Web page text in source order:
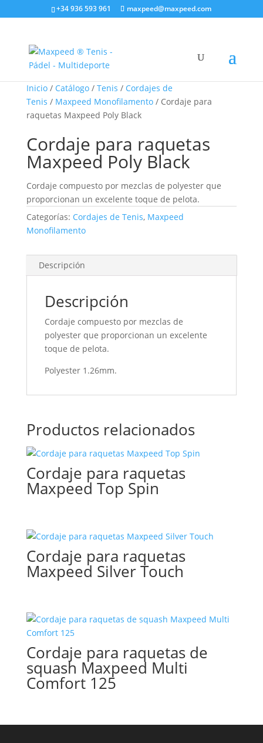
+34 936 593 961 maxpeed@maxpeed.com
Inicio/ Catálogo/ Tenis / Cordajes de
Tenis / Maxpeed Monofilamento/ Cordaje para
raquetas Maxpeed Poly Black
Cordaje para raquetas
Maxpeed Poly Black
Cordaje compuesto por mezclas de polyester que
proporcionan un excelente toque de pelota.
Categorías: Cordajes de Tenis, Maxpeed
Monofilamento
Descripción
Descripción
Cordaje compuesto por mezclas de
polyester que proporcionan un excelente
toque de pelota.
Polyester 1.26mm.
Productos relacionados
Cordaje para raquetas
Maxpeed Top Spin
Cordaje para raquetas
Maxpeed Silver Touch
Cordaje para raquetas de
squash Maxpeed Multi
Comfort 125